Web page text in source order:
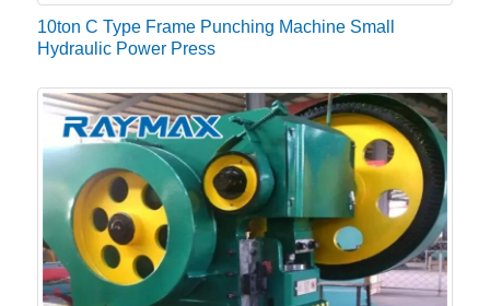
komponente ravnog lima.
CNC gnijezdo će pomoći u odabiru najboljeg
rasporeda za veličinu lima.
Lim će zatim biti pomaknut CNC strojem za probijanje
kako bi ga precizno smjestio ispod probijača, što će
omogućiti probijanje i izradu potrebnog dizajna. Neki
se strojevi mogu kretati samo na jedan ili dva načina,
dok se drugi mogu kretati u sve 3 osi.
10ton C Type Frame Punching Machine Small
Hydraulic Power Press